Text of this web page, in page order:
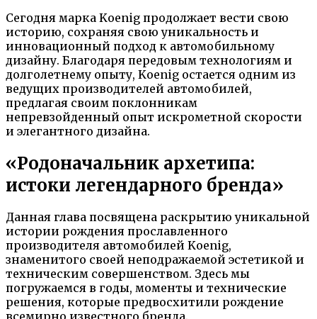
Сегодня марка Koenig продолжает вести свою
историю, сохраняя свою уникальность и
инновационный подход к автомобильному
дизайну. Благодаря передовым технологиям и
долголетнему опыту, Koenig остается одним из
ведущих производителей автомобилей,
предлагая своим поклонникам
непревзойденный опыт искрометной скорости
и элегантного дизайна.
«Родоначальник архетипа:
истоки легендарного бренда»
Данная глава посвящена раскрытию уникальной
истории рождения прославленного
производителя автомобилей Koenig,
знаменитого своей неподражаемой эстетикой и
техническим совершенством. Здесь мы
погружаемся в годы, моменты и технические
решения, которые предвосхитили рождение